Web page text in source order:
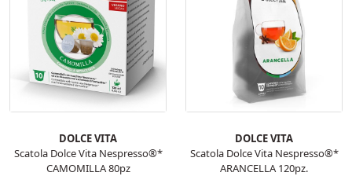
DOLCE VITA
Scatola Dolce Vita Nespresso®*
CAMOMILLA 80pz
DOLCE VITA
Scatola Dolce Vita Nespresso®*
ARANCELLA 120pz.